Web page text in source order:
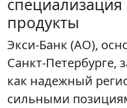
продукты
Экси-Банк (АО),
Санкт-Петербурге,
как надежный
сильными